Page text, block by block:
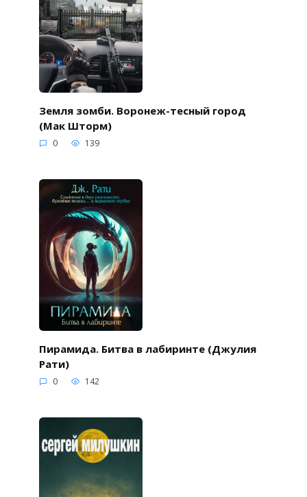
Земля зомби. Воронеж-тесный город
(Мак Шторм)
0 139
Пирамида. Битва в лабиринте (Джулия
Рати)
0 142